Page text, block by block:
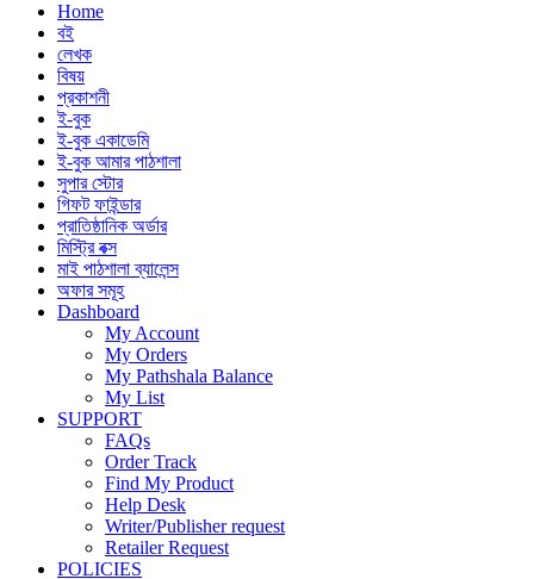
Home
বই
লেখক
বিষয়
প্রকাশনী
ই-বুক
ই-বুক একাডেমি
ই-বুক আমার পাঠশালা
সুপার ‍স্টোর
গিফট ফাইন্ডার
প্রাতিষ্ঠানিক অর্ডার
মিস্ট্রি বক্স
মাই পাঠশালা ব্যালেন্স
অফার সমূহ
Dashboard
My Account
My Orders
My Pathshala Balance
My List
SUPPORT
FAQs
Order Track
Find My Product
Help Desk
Writer/Publisher request
Retailer Request
POLICIES